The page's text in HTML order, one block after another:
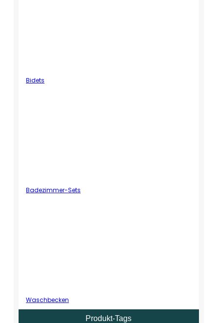
Bidets
Badezimmer-Sets
Waschbecken
Produkt-Tags